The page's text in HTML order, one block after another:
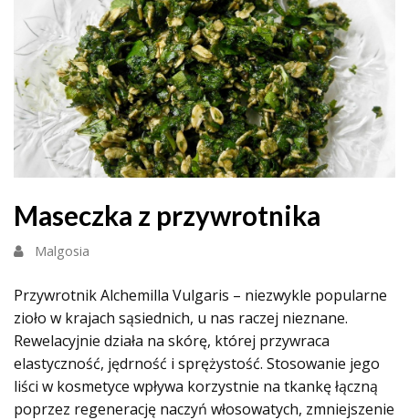
Maseczka z przywrotnika
Malgosia
Przywrotnik Alchemilla Vulgaris – niezwykle popularne
zioło w krajach sąsiednich, u nas raczej nieznane.
Rewelacyjnie działa na skórę, której przywraca
elastyczność, jędrność i sprężystość. Stosowanie jego
liści w kosmetyce wpływa korzystnie na tkankę łączną
poprzez regenerację naczyń włosowatych, zmniejszenie